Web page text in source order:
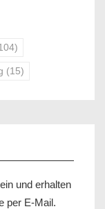
(15)
und erhalten
per E-Mail.